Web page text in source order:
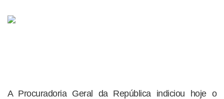
A Procuradoria Geral da República indiciou hoje o